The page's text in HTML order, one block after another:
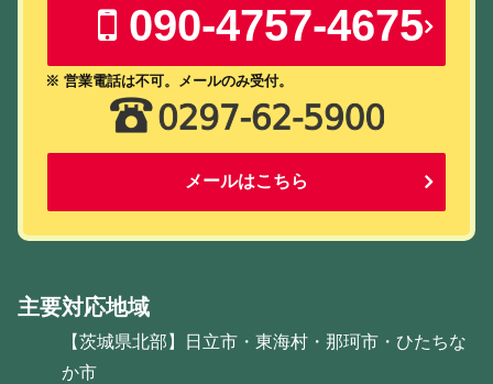
090-4757-4675
※ 営業電話は不可。メールのみ受付。
メールはこちら
主要対応地域
【茨城県北部】日立市・東海村・那珂市・ひたちな
か市